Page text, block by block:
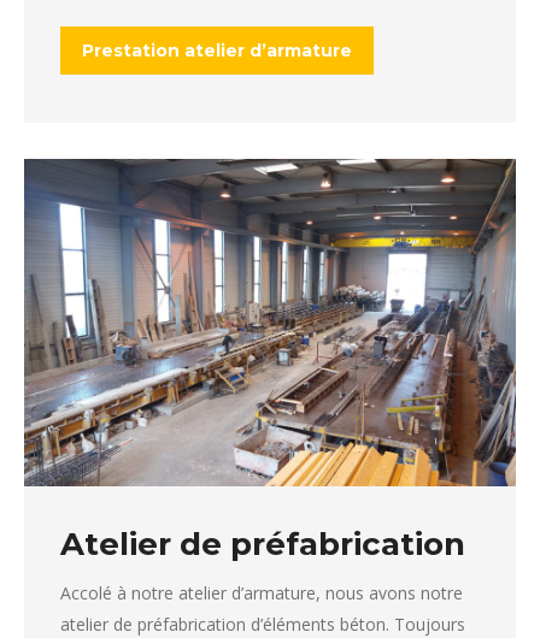
Prestation atelier d’armature
Atelier de préfabrication
Accolé à notre atelier d’armature, nous avons notre
atelier de préfabrication d’éléments béton. Toujours